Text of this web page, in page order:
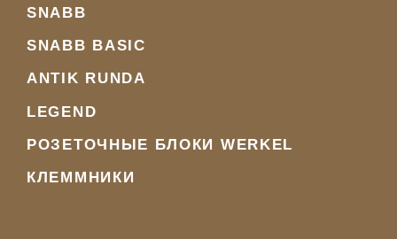
SNABB
SNABB BASIC
ANTIK RUNDA
LEGEND
РОЗЕТОЧНЫЕ БЛОКИ WERKEL
КЛЕММНИКИ